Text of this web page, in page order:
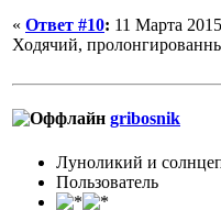
« Ответ #10: 11 Марта
Ходячий,
gribosnik
Луноликий и
Пользователь